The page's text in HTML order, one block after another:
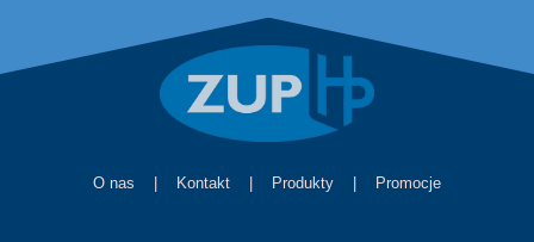
O nas Kontakt Produkty Promocje